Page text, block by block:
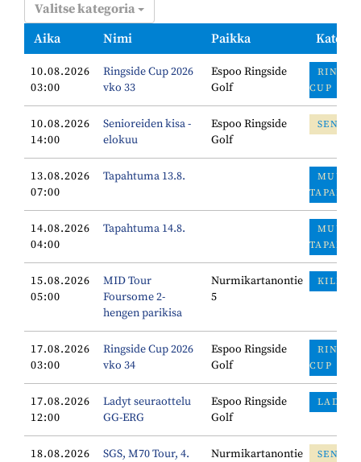
Valitse kategoria
Aika
Nimi Paikka
10.08.2026
03:00
Ringside Cup 2026
vko 33
Espoo Ringside
Golf
CUP
10.08.2026
14:00
Senioreiden kisa -
elokuu
Espoo Ringside
Golf
13.08.2026
07:00
Tapahtuma 13.8.
MUUT
14.08.2026
04:00
Tapahtuma 14.8.
MUUT
15.08.2026
05:00
MID Tour
Foursome 2-
hengen parikisa
Nurmikartanontie
5
17.08.2026
03:00
Ringside Cup 2026
vko 34
Espoo Ringside
Golf
CUP
17.08.2026
12:00
Ladyt seuraottelu
GG-ERG
Espoo Ringside
Golf
LADYT
18.08.2026
SGS, M70 Tour, 4.
Nurmikartanontie